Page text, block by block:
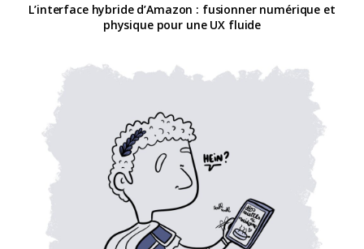
L’interface hybride d’Amazon : fusionner numérique et
physique pour une UX fluide